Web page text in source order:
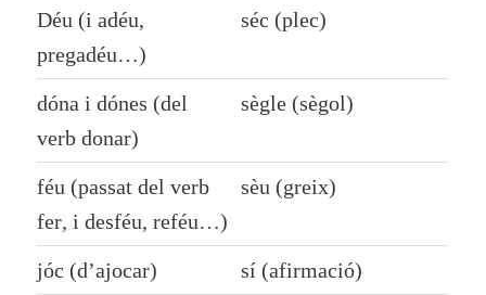
Déu (i adéu,
pregadéu…)
séc (plec)
dóna i dónes (del
verb donar)
sègle (sègol)
féu (passat del verb
fer, i desféu, reféu…)
sèu (greix)
jóc (d’ajocar) sí (afirmació)